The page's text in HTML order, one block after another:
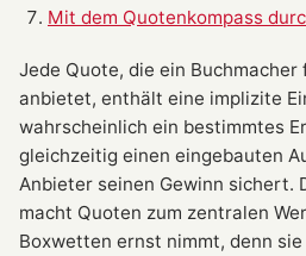
Mit dem Quotenkompass
Jede Quote, die ein Buchmacher
anbietet, enthält eine implizite
wahrscheinlich ein bestimmtes
gleichzeitig einen eingebauten
Anbieter seinen Gewinn sichert.
macht Quoten zum zentralen
Boxwetten ernst nimmt, denn